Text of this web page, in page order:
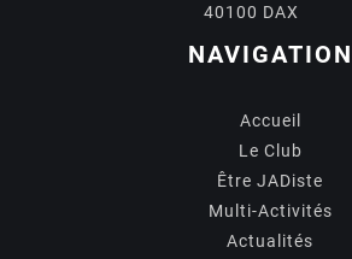
40100 DAX
NAVIGATION
Accueil
Le Club
Être JADiste
Multi-Activités
Actualités